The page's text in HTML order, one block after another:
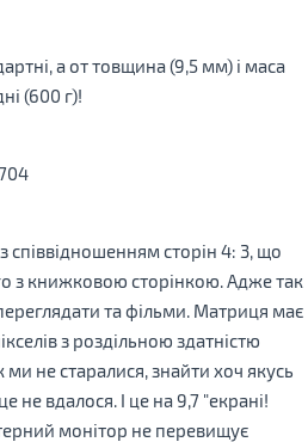
а от товщина (9,5 мм) і маса
(600 г)!
співвідношенням сторін 4: 3, що
з книжковою сторінкою. Адже так
та фільми. Матриця має
з роздільною здатністю
не старалися, знайти хоч якусь
не вдалося. І це на 9,7 "екрані!
монітор не перевищує